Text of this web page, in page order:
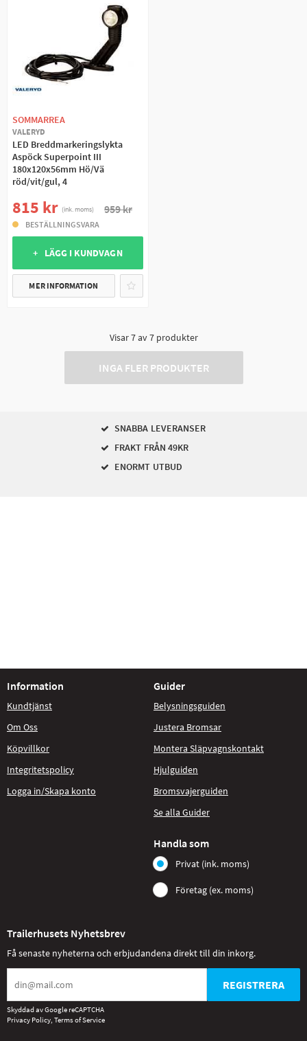
SOMMARREA
VALERYD
LED Breddmarkeringslykta
Aspöck Superpoint III
180x120x56mm Hö/Vä
röd/vit/gul, 4
815 kr (ink. moms) 959 kr
BESTÄLLNINGSVARA
+ LÄGG I KUNDVAGN
MER INFORMATION
Visar7av7produkter
INGA FLER PRODUKTER
SNABBA LEVERANSER
FRAKT FRÅN 49KR
ENORMT UTBUD
Information
Kundtjänst
Om Oss
Köpvillkor
Integritetspolicy
Logga in/Skapa konto
Guider
Belysningsguiden
Justera Bromsar
Montera Släpvagnskontakt
Hjulguiden
Bromsvajerguiden
Se alla Guider
Handla som
Privat (ink. moms)
Företag (ex. moms)
Trailerhusets Nyhetsbrev
Få senaste nyheterna och erbjudandena direkt till din inkorg.
REGISTRERA
Skyddad av Google reCAPTCHA
Privacy Policy, Terms of Service